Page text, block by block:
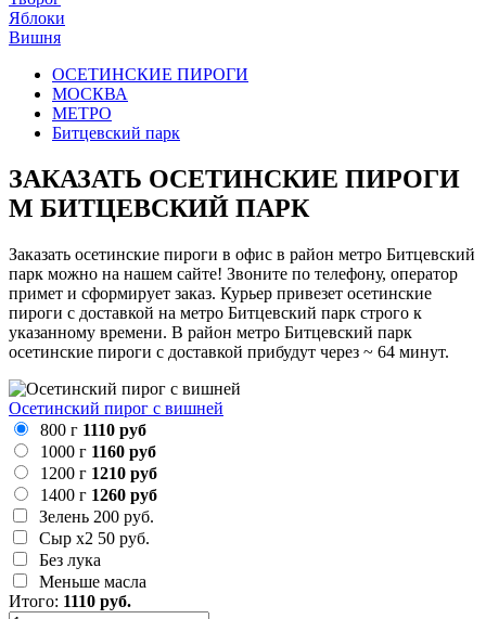
Яблоки
Вишня
ОСЕТИНСКИЕ ПИРОГИ
МОСКВА
МЕТРО
Битцевский парк
ЗАКАЗАТЬ ОСЕТИНСКИЕ ПИРОГИ
М БИТЦЕВСКИЙ ПАРК
Заказать осетинские пироги в офис в район метро Битцевский
парк можно на нашем сайте! Звоните по телефону, оператор
примет и сформирует заказ. Курьер привезет осетинские
пироги с доставкой на метро Битцевский парк строго к
указанному времени. В район метро Битцевский парк
осетинские пироги с доставкой прибудут через ~ 64 минут.
Осетинский пирог с вишней
800 г 1110 руб
1000 г 1160 руб
1200 г 1210 руб
1400 г 1260 руб
Зелень 200 руб.
Сыр х2 50 руб.
Без лука
Меньше масла
Итого: 1110 руб.